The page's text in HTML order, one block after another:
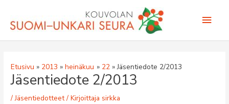
sisältöön
Etusivu 2013 heinäkuu 22 Jäsentiedote 2/2013
Jäsentiedote 2/2013
/Jäsentiedotteet/ Kirjoittajasirkka